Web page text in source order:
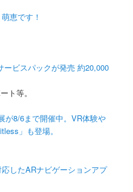
恵です！
ビスパックが発売 約20,000
ト等。
が8/6まで開催中。VR体験や
」も登場。
したARナビゲーションアプ